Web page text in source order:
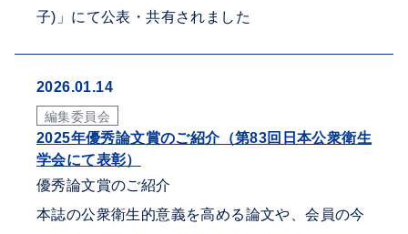
子)」にて公表・共有されました
2026.01.14
編集委員会
2025年優秀論文賞のご紹介（第83回日本公衆衛生
学会にて表彰）
優秀論文賞のご紹介
本誌の公衆衛生的意義を高める論文や、会員の今